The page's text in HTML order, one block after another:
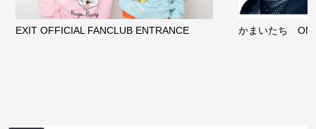
EXIT OFFICIAL FANCLUB ENTRANCE かまいたち